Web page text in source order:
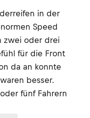
in der
Speed
zwei oder drei
für die Front
da an konnte
besser.
fünf Fahrern